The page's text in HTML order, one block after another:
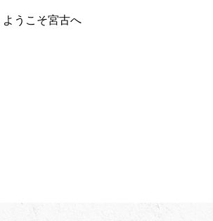
ようこそ宮古へ